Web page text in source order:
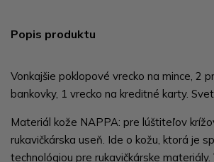
Popis produktu
Vonkajšie poklopové vrecko na mince, 2
bankovky, 1 vrecko na kreditné karty.
Materiál kože NAPPA: pre lúštiteľov
rukavičkárska useň. Ide o kožu, ktorá je
technológiou pre rukavičkárske materiály.